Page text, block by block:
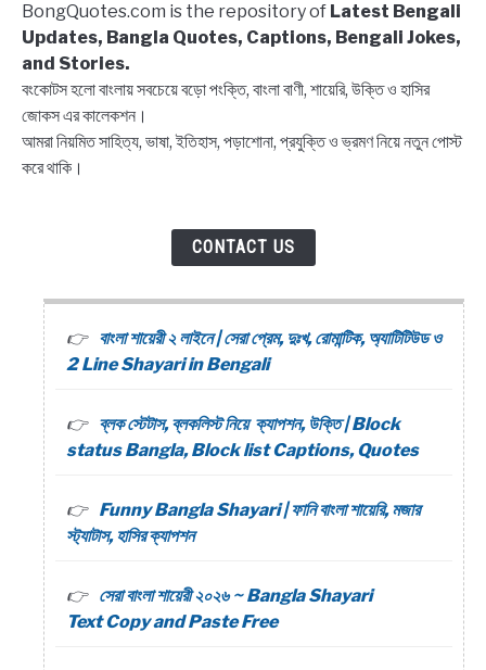
Quotes
BongQuotes.com is the repository of Latest Bengali
Updates, Bangla Quotes, Captions, Bengali Jokes,
and Stories.
বংকোটস হলো বাংলায় সবচেয়ে বড়ো পংক্তি, বাংলা বাণী, শায়েরি, উক্তি ও হাসির
জোকস এর কালেকশন।
আমরা নিয়মিত সাহিত্য, ভাষা, ইতিহাস, পড়াশোনা, প্রযুক্তি ও ভ্রমণ নিয়ে নতুন পোস্ট
করে থাকি।
CONTACT US
বাংলা শায়েরী ২ লাইনে | সেরা প্রেম, দুঃখ, রোমান্টিক, অ্যাটিটিউড ও
2 Line Shayari in Bengali
ব্লক স্টেটাস, ব্লকলিস্ট নিয়ে ক্যাপশন, উক্তি | Block
status Bangla, Block list Captions, Quotes
Funny Bangla Shayari | ফানি বাংলা শায়েরি, মজার
স্ট্যাটাস, হাসির ক্যাপশন
সেরা বাংলা শায়েরী ২০২৬ ~ Bangla Shayari
Text Copy and Paste Free